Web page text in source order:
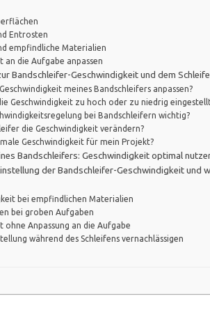
Entrosten
empfindliche Materialien
an die Aufgabe anpassen
Bandschleifer-Geschwindigkeit und dem
meines Bandschleifers anpassen?
Geschwindigkeit zu hoch oder zu niedrig
bei Bandschleifern wichtig?
die Geschwindigkeit verändern?
Geschwindigkeit für mein Projekt?
Bandschleifers: Geschwindigkeit optimal
der Bandschleifer-Geschwindigkeit und
bei empfindlichen Materialien
bei groben Aufgaben
ohne Anpassung an die Aufgabe
während des Schleifens vernachlässigen